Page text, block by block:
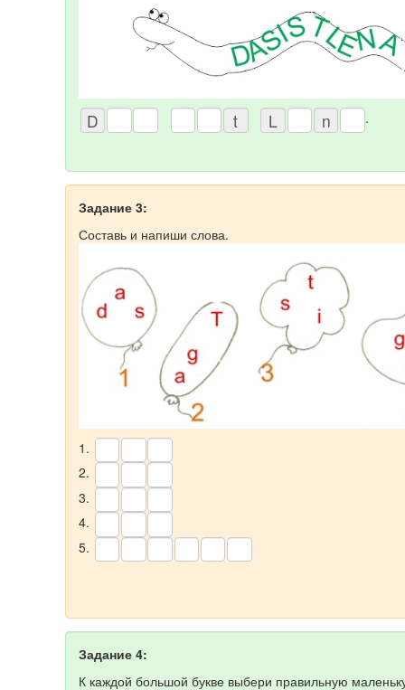
.
Задание 3:
Составь и напиши слова.
1.
2.
3.
4.
5.
Задание 4:
К каждой большой букве выбери правильную